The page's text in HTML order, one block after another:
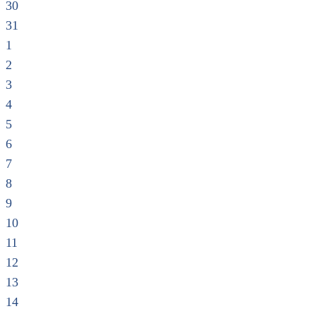
30
31
1
2
3
4
5
6
7
8
9
10
11
12
13
14